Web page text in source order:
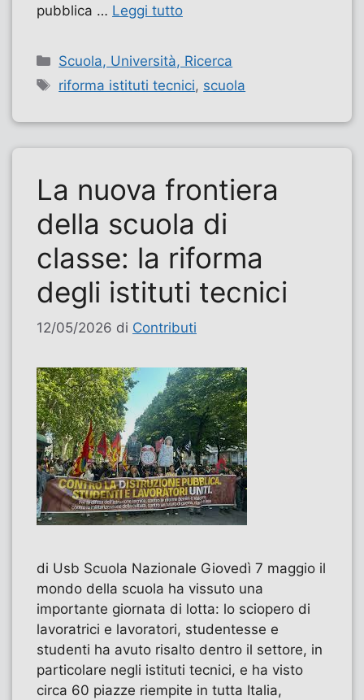
pubblica … Leggi tutto
Categorie
Scuola, Università, Ricerca
Tag
riforma istituti tecnici, scuola
La nuova frontiera
della scuola di
classe: la riforma
degli istituti tecnici
12/05/2026 di Contributi
di Usb Scuola Nazionale Giovedì 7 maggio il
mondo della scuola ha vissuto una
importante giornata di lotta: lo sciopero di
lavoratrici e lavoratori, studentesse e
studenti ha avuto risalto dentro il settore, in
particolare negli istituti tecnici, e ha visto
circa 60 piazze riempite in tutta Italia,